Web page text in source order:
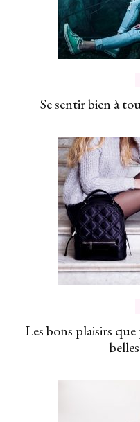
Se sentir bien à
Les bons plaisirs